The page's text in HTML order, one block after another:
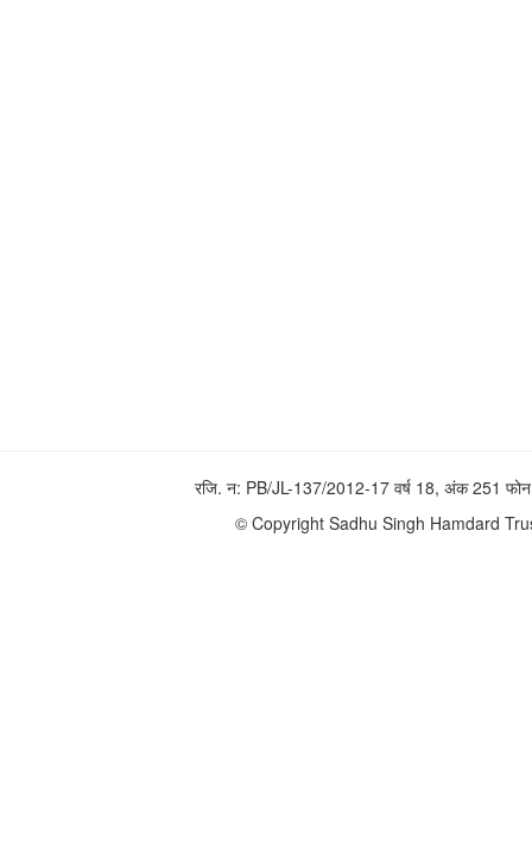
रजि. न: PB/JL-137/2012-17 वर्ष 18, अंक 251
© Copyright Sadhu Singh Hamdard